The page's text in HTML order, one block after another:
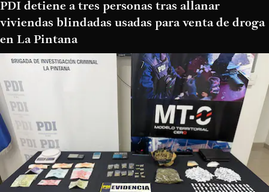
PDI detiene a tres personas tras allanar
viviendas blindadas usadas para venta de droga
en La Pintana